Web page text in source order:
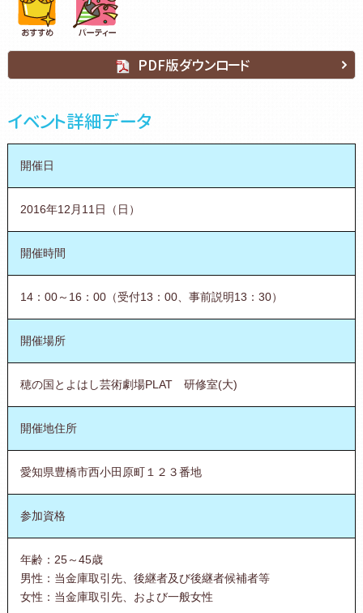
PDF版ダウンロード
イベント詳細データ
開催日
2016年12月11日（日）
開催時間
14：00～16：00（受付13：00、事前説明13：30）
開催場所
穂の国とよはし芸術劇場PLAT 研修室(大)
開催地住所
愛知県豊橋市西小田原町１２３番地
参加資格
年齢：25～45歳
男性：当金庫取引先、後継者及び後継者候補者等
女性：当金庫取引先、および一般女性